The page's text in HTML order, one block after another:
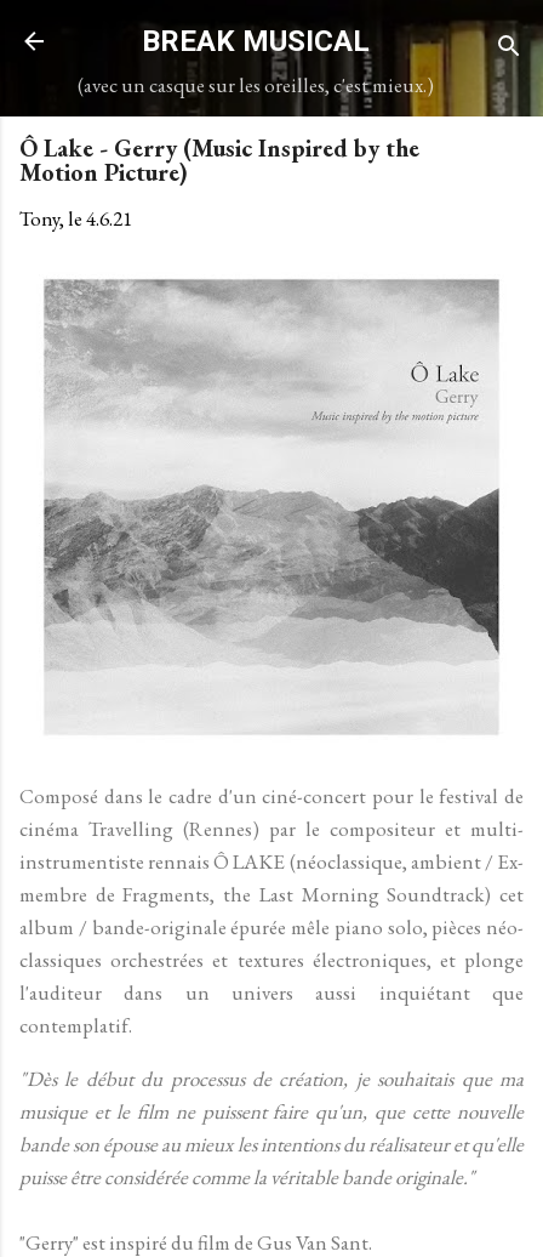
Accéder au contenu principal
BREAK MUSICAL
(avec un casque sur les oreilles, c'est mieux.)
Ô Lake - Gerry (Music Inspired by the
Motion Picture)
Tony, le4.6.21
Composé dans le cadre d'un ciné-concert pour le festival de
cinéma Travelling (Rennes) par le compositeur et multi-
instrumentiste rennais Ô LAKE (néoclassique, ambient / Ex-
membre de Fragments, the Last Morning Soundtrack) cet
album / bande-originale épurée mêle piano solo, pièces néo-
classiques orchestrées et textures électroniques, et plonge
l'auditeur dans un univers aussi inquiétant que
contemplatif.
"Dès le début du processus de création, je souhaitais que ma
musique et le film ne puissent faire qu'un, que cette nouvelle
bande son épouse au mieux les intentions du réalisateur et qu'elle
puisse être considérée comme la véritable bande originale."
"Gerry" est inspiré du film de Gus Van Sant.